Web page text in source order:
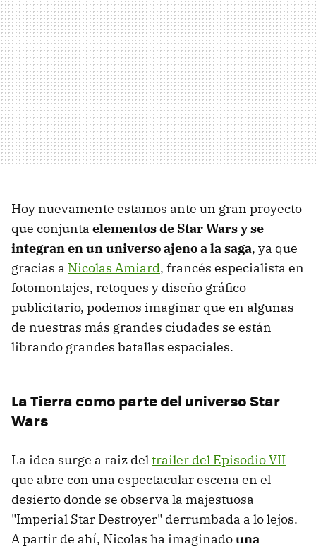
Hoy nuevamente estamos ante un gran proyecto
que conjunta elementos de Star Wars y se
integran en un universo ajeno a la saga, ya que
gracias a Nicolas Amiard, francés especialista en
fotomontajes, retoques y diseño gráfico
publicitario, podemos imaginar que en algunas
de nuestras más grandes ciudades se están
librando grandes batallas espaciales.
La Tierra como parte del universo Star
Wars
La idea surge a raiz deltrailer del Episodio VII
que abre con una espectacular escena en el
desierto donde se observa la majestuosa
"Imperial Star Destroyer" derrumbada a lo lejos.
A partir de ahí, Nicolas ha imaginadouna